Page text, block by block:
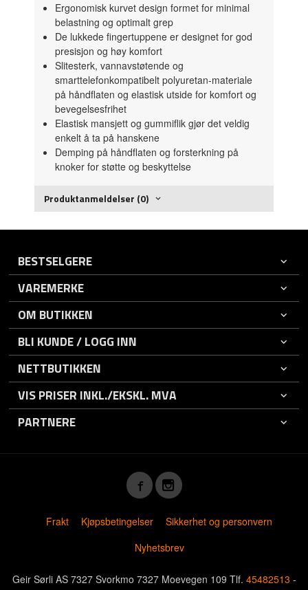
Ergonomisk kurvet design formet for minimal
belastning og optimalt grep
De lukkede fingertuppene er designet for god
presisjon og høy komfort
Slitesterk, vannavstøtende og
smarttelefonkompatibelt polyuretan-materiale
på håndflaten og elastisk utside for komfort og
bevegelsesfrihet
Elastisk mansjett og gummiflik gjør det veldig
enkelt å ta på hanskene
Demping på håndflaten og forsterkning på
knoker for støtte og beskyttelse
Produktanmeldelser (0)
BESTSELGERE
VAREMERKE
OM BUTIKKEN
BLI KUNDE / LOGG INN
NETTBUTIKKEN
VIS PRISER INKL./EKSKL. MVA
PARTNERE
Frakt Kjøpsbetingelser
Sikkerhet og personvern
Nyhetsbrev
Geir Sørli AS 7327 Svorkmo 7327 Moevegen 109 Tlf. 45482513 -